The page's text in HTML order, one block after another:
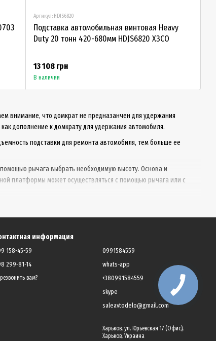
внимание, что домкрат не предназанчен для удержания
дополнение к домкрату для удержания автомобиля.
подставки для ремонта автомобиля, тем больше ее
рычага выбрать необходимую высоту. Основа и
платформы может осуществляться с помощью рычага или с
Артикул: HDJS6820
Подставка автомобильная винтовая Heavy
Duty 20 тонн 420-680мм HDJS6820 ХЗСО
13 108 грн
В наличии
информация
158-45-59
299-81-14
вам?
0991584559
whats-app
+380991584559
skype
saleavtodelo@gmail.com
Харьков, ул. Юрьевская 17 (Офис),
Харьков, Украина